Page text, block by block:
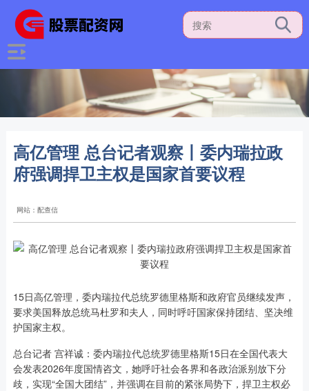
高亿管理 总台记者观察丨委内瑞拉政
府强调捍卫主权是国家首要议程
网站：配查信
15日高亿管理，委内瑞拉代总统罗德里格斯和政府官员继续发声，
要求美国释放总统马杜罗和夫人，同时呼吁国家保持团结、坚决维
护国家主权。
总台记者 宫祥诚：委内瑞拉代总统罗德里格斯15日在全国代表大
会发表2026年度国情咨文，她呼吁社会各界和各政治派别放下分
歧，实现“全国大团结”，并强调在目前的紧张局势下，捍卫主权必